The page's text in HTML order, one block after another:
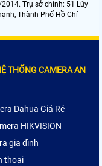
Trụ sở chính: 51 Lũy
Thành Phố Hồ Chí
THỐNG CAMERA AN
Dahua Giá Rẻ
HIKVISION
gia đình
thoại